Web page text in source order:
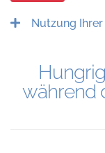
Nutzung
während